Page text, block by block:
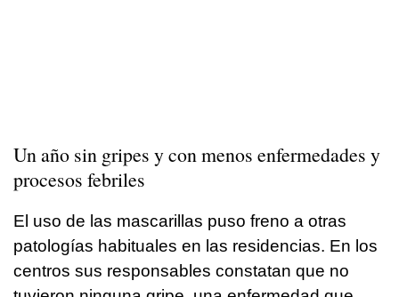
Un año sin gripes y con menos enfermedades y
procesos febriles
El uso de las mascarillas puso freno a otras
patologías habituales en las residencias. En los
centros sus responsables constatan que no